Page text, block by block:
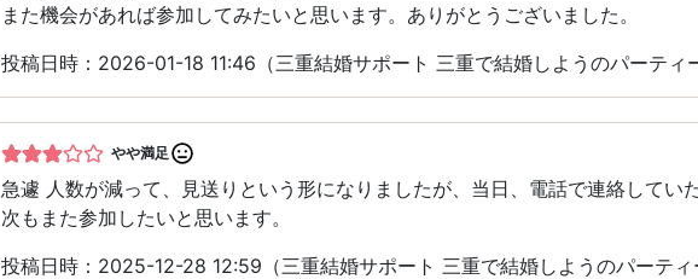
また機会があれば参加してみたいと思います。ありがとうございました。
投稿日時：2026-01-18 11:46（三重結婚サポート 三重で結婚しようのパーティ
やや満足
急遽 人数が減って、見送りという形になりましたが、当日、電話で連絡してい
次もまた参加したいと思います。
投稿日時：2025-12-28 12:59（三重結婚サポート 三重で結婚しようのパーティ